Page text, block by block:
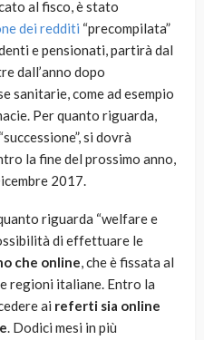
al fisco, è stato
dei redditi “precompilata”
e pensionati, partirà dal
dall’anno dopo
sanitarie, come ad esempio
Per quanto riguarda,
si dovrà
la fine del prossimo anno,
2017.
riguarda “welfare e
di effettuare le
che online, che è fissata al
regioni italiane. Entro la
ai referti sia online
. Dodici mesi in più